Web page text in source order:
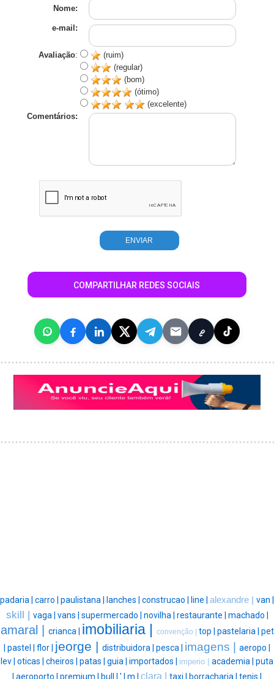
Nome:
e-mail:
Avaliação:
(ruim)
(regular)
(bom)
(ótimo)
(excelente)
Comentários:
COMPARTILHAR REDES SOCIAIS
padaria | carro | paulistana | lanches | construcao | line | alexandre | van |
skill | vaga | vans | supermercado | novilha | restaurante | machado |
amaral | crianca | imobiliaria | convenção | top | pastelaria | pet
| pastel | flor | jeorge | distribuidora | pesca | imagens | aeropo |
lev | oticas | cheiros | patas | guia | importados | imperio | academia | puta
| aeroporto | premium | bull | ' | m | clara | taxi | borracharia | tenis |